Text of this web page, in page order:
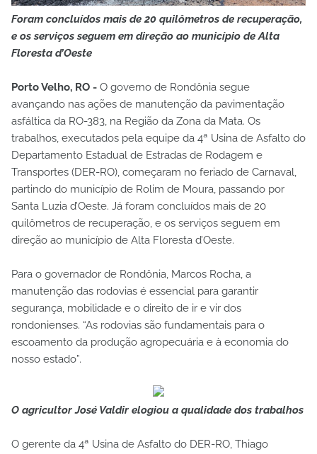
Foram concluídos mais de 20 quilômetros de recuperação,
e os serviços seguem em direção ao município de Alta
Floresta d’Oeste
Porto Velho, RO - O governo de Rondônia segue
avançando nas ações de manutenção da pavimentação
asfáltica da RO-383, na Região da Zona da Mata. Os
trabalhos, executados pela equipe da 4ª Usina de Asfalto do
Departamento Estadual de Estradas de Rodagem e
Transportes (DER-RO), começaram no feriado de Carnaval,
partindo do município de Rolim de Moura, passando por
Santa Luzia d’Oeste. Já foram concluídos mais de 20
quilômetros de recuperação, e os serviços seguem em
direção ao município de Alta Floresta d’Oeste.
Para o governador de Rondônia, Marcos Rocha, a
manutenção das rodovias é essencial para garantir
segurança, mobilidade e o direito de ir e vir dos
rondonienses. “As rodovias são fundamentais para o
escoamento da produção agropecuária e à economia do
nosso estado”.
O agricultor José Valdir elogiou a qualidade dos trabalhos
O gerente da 4ª Usina de Asfalto do DER-RO, Thiago